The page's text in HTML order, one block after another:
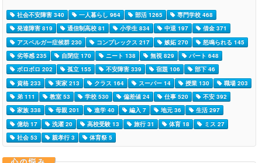
社会不安障害 340 一人暮らし 964 部活 1265
専門学校 468
発達障害 819
通信制高校 81 小学生 834 中退 197
借金 371
アスペルガー症候群 230
コンプレックス 217 嫉妬 270
怒鳴られる 145
劣等感 235
自閉症 170 ニート 138 無視 829
パート 648
ボロボロ 202
孤立 155 不安障害 339 宿題 106
部下 46
資格 233
実家 213 クラス 164 スーパー 14 授業 130
職場 203
弟 111
教室 53 学校 530 偏差値 24 仕事 520
不安 392
家族 338
母親 201 進学 40 編入 7 地元 36
生活 297
億劫 17
洗濯 20 高校受験 13 旅行 31 体育 18
ミス 27
社会 53
親孝行 3 体育祭 5